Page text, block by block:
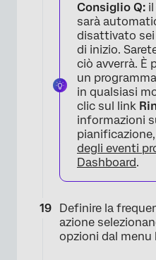
Consiglio Q:
sarà
disattivato
di inizio.
ciò avverrà. È
un
in qualsiasi
clic sul link
informazioni
degli eventi
Dashboard.
Definire la
azione
opzioni dal menu